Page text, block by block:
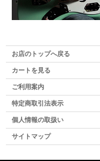
お店のトップへ戻る
カートを見る
ご利用案内
特定商取引法表示
個人情報の取扱い
サイトマップ